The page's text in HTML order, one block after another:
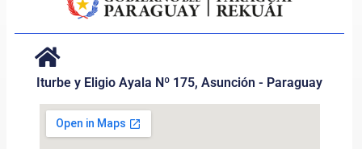
Iturbe y Eligio Ayala Nº 175, Asunción - Paraguay